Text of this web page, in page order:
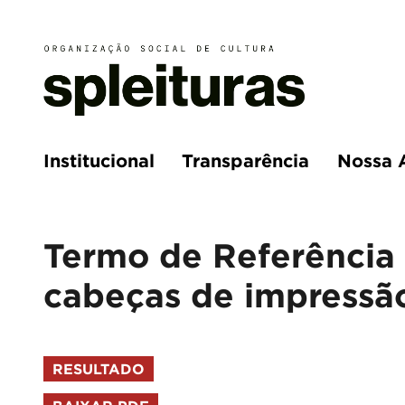
Institucional Transparência Nossa
Termo de
cabeças de
RESULTADO